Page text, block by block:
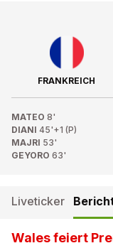
FRANKREICH
MATEO 8'
DIANI 45'+1 (P)
MAJRI 53'
GEYORO 63'
Liveticker
Wales feiert